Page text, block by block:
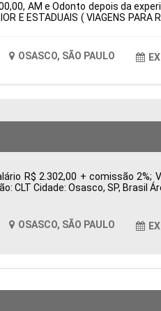
AM e Odonto depois da
E ESTADUAIS ( VIAGENS
OSASCO, SÃO PAULO
R$ 2.302,00 + comissão
CLT Cidade: Osasco, SP,
OSASCO, SÃO PAULO